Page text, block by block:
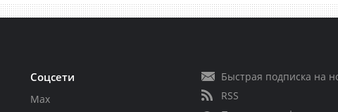
Соцсети
Max
Быстрая подписка на
RSS